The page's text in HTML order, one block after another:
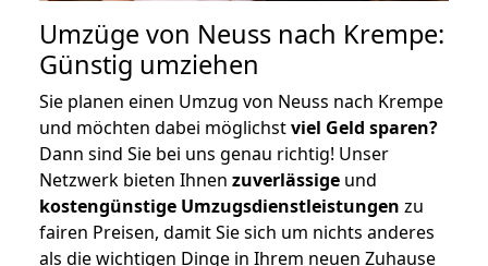
Umzüge von Neuss nach Krempe:
Günstig umziehen
Sie planen einen Umzug von Neuss nach Krempe
und möchten dabei möglichstviel Geld sparen?
Dann sind Sie bei uns genau richtig! Unser
Netzwerk bieten Ihnen zuverlässige und
kostengünstige Umzugsdienstleistungen zu
fairen Preisen, damit Sie sich um nichts anderes
als die wichtigen Dinge in Ihrem neuen Zuhause